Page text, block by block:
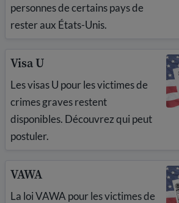
personnes de certains pays de
rester aux États-Unis.
Visa U
Les visas U pour les victimes de
crimes graves restent
disponibles. Découvrez qui peut
postuler.
VAWA
La loi VAWA pour les victimes de